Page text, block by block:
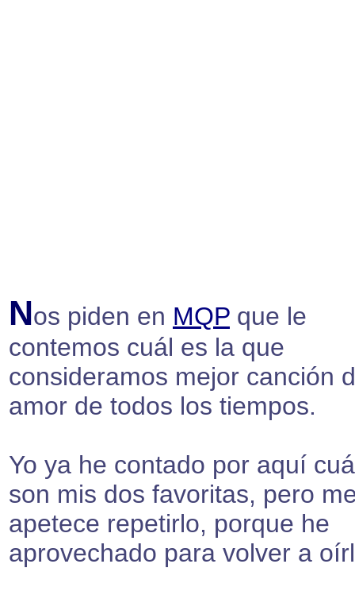
Nos piden en MQP que le
contemos cuál es la que
consideramos mejor canción
amor de todos los tiempos.
Yo ya he contado por aquí
son mis dos favoritas, pero
apetece repetirlo, porque he
aprovechado para volver a